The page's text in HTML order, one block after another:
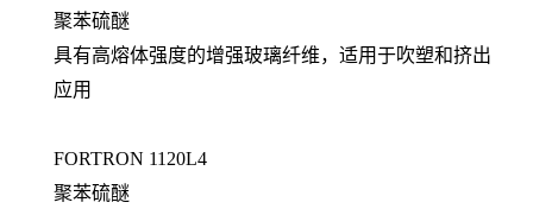
聚苯硫醚
具有高熔体强度的增强玻璃纤维，适用于吹塑和挤出
应用
FORTRON 1120L4
聚苯硫醚